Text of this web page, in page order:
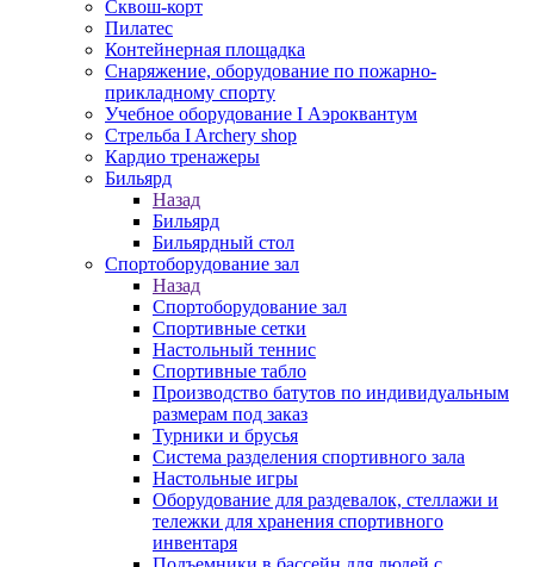
Сквош-корт
Пилатес
Контейнерная площадка
Снаряжение, оборудование по пожарно-
прикладному спорту
Учебное оборудование I Аэроквантум
Стрельба I Archery shop
Кардио тренажеры
Бильярд
Назад
Бильярд
Бильярдный стол
Спортоборудование зал
Назад
Спортоборудование зал
Спортивные сетки
Настольный теннис
Спортивные табло
Производство батутов по индивидуальным
размерам под заказ
Турники и брусья
Система разделения спортивного зала
Настольные игры
Оборудование для раздевалок, стеллажи и
тележки для хранения спортивного
инвентаря